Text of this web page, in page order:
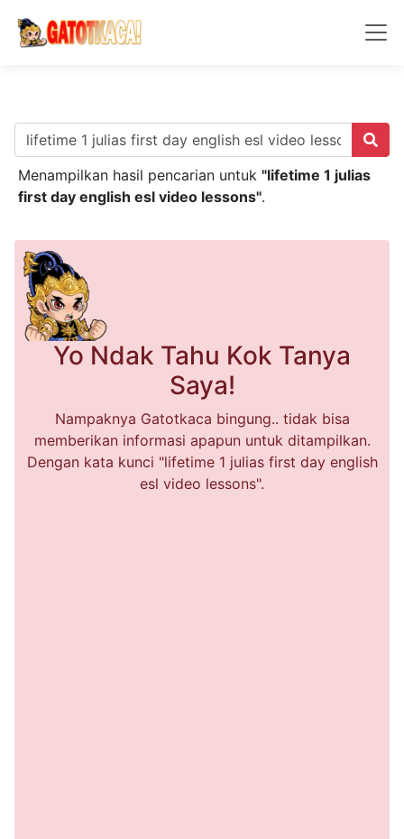
Menampilkan hasil pencarian untuk "lifetime 1 julias
first day english esl video lessons".
Yo Ndak Tahu Kok Tanya
Saya!
Nampaknya Gatotkaca bingung.. tidak bisa
memberikan informasi apapun untuk ditampilkan.
Dengan kata kunci "lifetime 1 julias first day english
esl video lessons".